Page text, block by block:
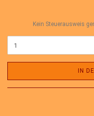
Kein Steuerausweis
IN